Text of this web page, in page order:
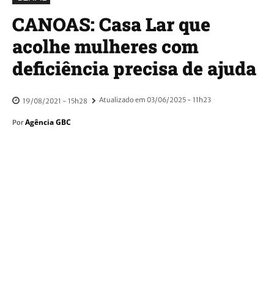
CANOAS: Casa Lar que
acolhe mulheres com
deficiência precisa de ajuda
19/08/2021 - 15h28 Atualizado em 03/06/2025 - 11h23
Por Agência GBC